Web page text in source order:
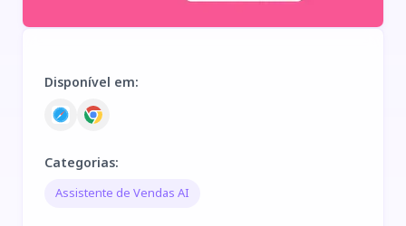
Disponível em:
Categorias:
Assistente de Vendas AI